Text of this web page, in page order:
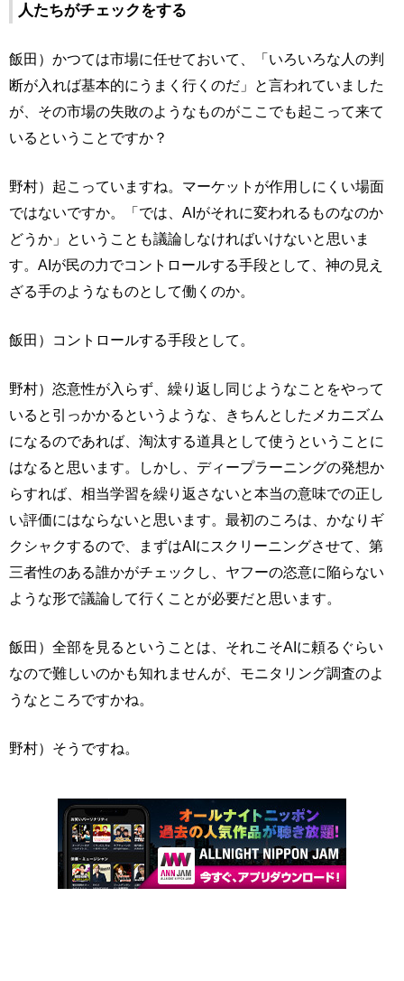
人たちがチェックをする
飯田）かつては市場に任せておいて、「いろいろな人の判
断が入れば基本的にうまく行くのだ」と言われていました
が、その市場の失敗のようなものがここでも起こって来て
いるということですか？
野村）起こっていますね。マーケットが作用しにくい場面
ではないですか。「では、AIがそれに変われるものなのか
どうか」ということも議論しなければいけないと思いま
す。AIが民の力でコントロールする手段として、神の見え
ざる手のようなものとして働くのか。
飯田）コントロールする手段として。
野村）恣意性が入らず、繰り返し同じようなことをやって
いると引っかかるというような、きちんとしたメカニズム
になるのであれば、淘汰する道具として使うということに
はなると思います。しかし、ディープラーニングの発想か
らすれば、相当学習を繰り返さないと本当の意味での正し
い評価にはならないと思います。最初のころは、かなりギ
クシャクするので、まずはAIにスクリーニングさせて、第
三者性のある誰かがチェックし、ヤフーの恣意に陥らない
ような形で議論して行くことが必要だと思います。
飯田）全部を見るということは、それこそAIに頼るぐらい
なので難しいのかも知れませんが、モニタリング調査のよ
うなところですかね。
野村）そうですね。